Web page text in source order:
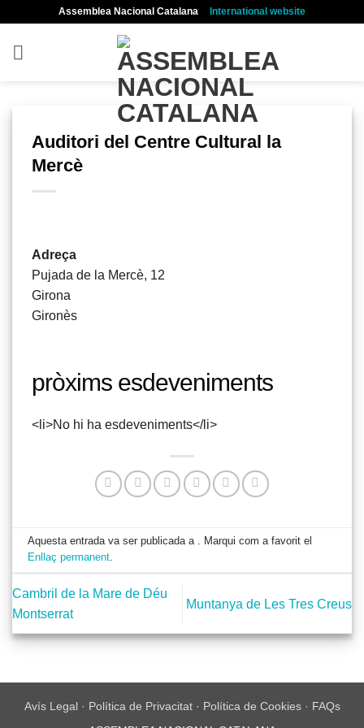
content
Assemblea Nacional Catalana International website
Auditori del Centre Cultural la
Mercè
Adreça
Pujada de la Mercè, 12
Girona
Gironès
pròxims esdeveniments
<li>No hi ha esdeveniments</li>
Aquesta entrada va ser publicada a . Marqui com a favorit el
Enllaç permanent.
Cambril de la Mare de Déu
Montserrat
Muntanya de Les Tres Creus
Avís Legal· Política de Privacitat· Política de Cookies· FAQs